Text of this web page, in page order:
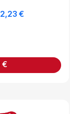
2,23€
€